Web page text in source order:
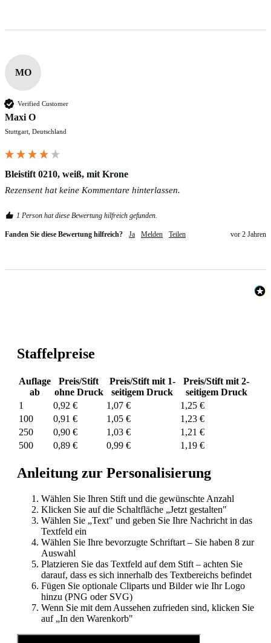
MO
Verified Customer
Maxi O
Stuttgart, Deutschland
Bleistift 0210, weiß, mit Krone
Rezensent hat keine Kommentare hinterlassen.
1 Person hat diese Bewertung hilfreich gefunden.
Fanden Sie diese Bewertung hilfreich? Ja Melden Teilen vor 2 Jahren
Staffelpreise
Auflage
ab
Preis/Stift
ohne Druck
Preis/Stift mit 1-
seitigem Druck
Preis/Stift mit 2-
seitigem Druck
1
0,92 € 1,07 €
1,25 €
100
0,91 € 1,05 €
1,23 €
250
0,90 € 1,03 €
1,21 €
500
0,89 € 0,99 € 1,19 €
Anleitung zur Personalisierung
Wählen Sie Ihren Stift und die gewünschte Anzahl
Klicken Sie auf die Schaltfläche „Jetzt gestalten"
Wählen Sie „Text" und geben Sie Ihre Nachricht in das
Textfeld ein
Wählen Sie Ihre bevorzugte Schriftart – Sie haben 8 zur
Auswahl
Platzieren Sie das Textfeld auf dem Stift – achten Sie
darauf, dass es sich innerhalb des Textbereichs befindet
Fügen Sie optionale Cliparts und Bilder wie Ihr Logo
hinzu (PNG oder SVG)
Wenn Sie mit dem Aussehen zufrieden sind, klicken Sie
auf „In den Warenkorb"